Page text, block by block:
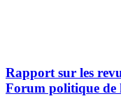
Rapport sur les
Forum politique de